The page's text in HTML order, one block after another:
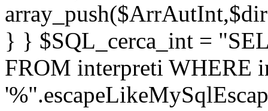
} } $SQL_cerca_int =
FROM interpreti WHERE